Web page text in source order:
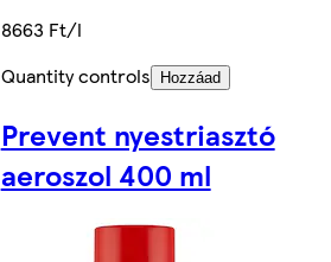
8663 Ft/l
Quantity controls
Hozzáad
Prevent nyestriasztó
aeroszol 400 ml